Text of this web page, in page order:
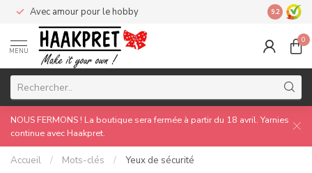
Avec amour pour le hobby Made by
9.2
MENU
0
NOUS FERMONS ! La boutique sera fermée à partir du 18 avril. Yarnies
continue avec Haakpret.
Accueil / Mots-clés / Yeux de sécurité